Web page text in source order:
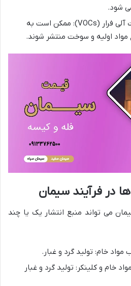
شود.
فلزات سنگین و ترکیبات آلی فرار (VOCs): ممکن است به
مواد اولیه و سوخت منتشر شوند.
ها در فرآیند سیمان
می تواند منبع انتشار یک یا چند
خام: تولید گرد و غبار.
خام و کلینکر: تولید گرد و غبار